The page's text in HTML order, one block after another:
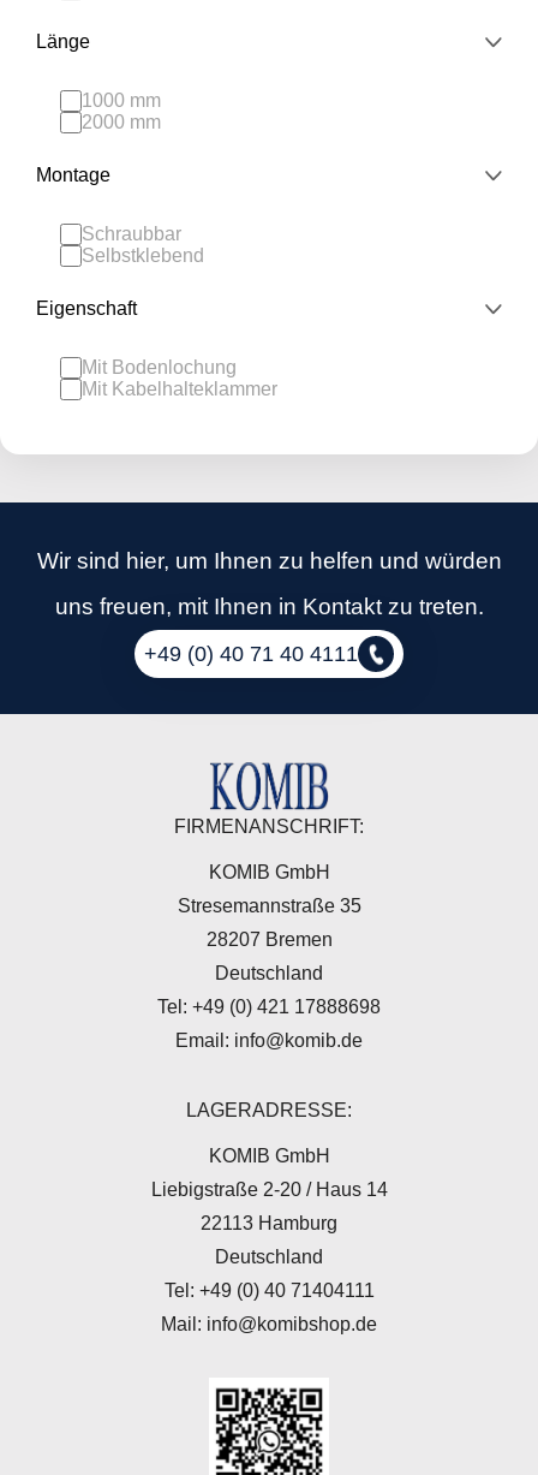
Länge
1000 mm
2000 mm
Montage
Schraubbar
Selbstklebend
Eigenschaft
Mit Bodenlochung
Mit Kabelhalteklammer
Wir sind hier, um Ihnen zu helfen und würden
uns freuen, mit Ihnen in Kontakt zu treten.
+49 (0) 40 71 40 4111
FIRMENANSCHRIFT:
KOMIB GmbH
Stresemannstraße 35
28207 Bremen
Deutschland
Tel: +49 (0) 421 17888698
Email: info@komib.de
LAGERADRESSE:
KOMIB GmbH
Liebigstraße 2-20 / Haus 14
22113 Hamburg
Deutschland
Tel: +49 (0) 40 71404111
Mail: info@komibshop.de